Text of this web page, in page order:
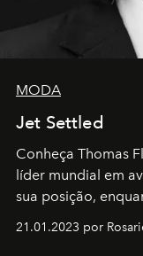
MODA
Jet Settled
Conheça Thomas
líder mundial em
sua posição,
21.01.2023 por